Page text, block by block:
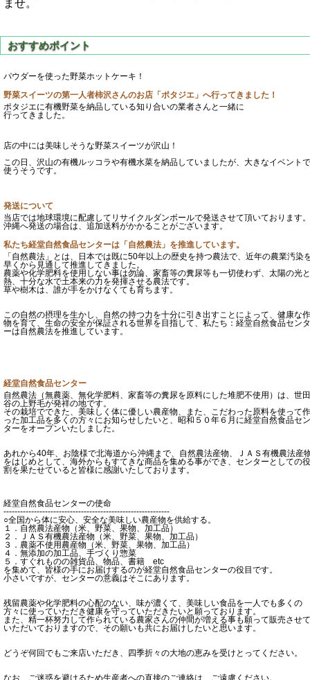
ませ。
パウダーを使った野菜ホットケーキ！
野菜スイーツの第一人者柿沢さんのお店「ポタジエ」へ行ってきました！
ポタジエに有機野菜を納品している知り合いの業者さんと一緒に
行ってきました。
店の中には美味しそうな野菜スイーツが沢山！
この日、沢山の有機ルッコラや有機水菜を納品していましたが、大きなイベントで
使うそうです。
発送について
当店では地球環境に配慮してリサイクルダンボールで発送させて頂いております。
沖縄へ発送の場合は、追加送料がかかることがございます。
私たち経堂自然食品センターは「自然農法」を推進しています。
「自然農法」とは、日本では既に50年以上の歴史を持つ農法で、近年の農業汚染
早くから見通して推進してきました。
農薬や化学肥料を使用しない事は勿論、家畜等の糞尿等も一切使わず、太陽の光と
熱、十分な水で土本来の力を発揮させる農法です。
草や樹木は、誰が手をかけなくても育ちます。
この自然の摂理を生かし、自然の持つ力を十分に引き出すことによって、健康な作
物を育て、生命の安全が保証される世界を目指して、私たち：経堂自然食品センタ
ーは自然農法を推進しています。
経堂自然食品センター
自然農法（無農薬、無化学肥料、家畜等の糞尿を原料にした堆肥不使用）は、世田
谷の上野毛が発祥の地です。
その栽培でできた、美味しく体に優しい農産物、また、こだわった原料を使って作
った加工品を多くの方々にお知らせしたいと、昭和５０年６月に経堂自然食品セン
ターをオープンいたしました。
あれから40年、お陰様で北海道から沖縄まで、自然農法産物、ＪＡＳ有機農法産
をはじめとして、海外からもすてきな商品を集める事ができ、センターとしての役
割を果たせていると皆様に感謝いたしております。
経堂自然食品センターの使命
------------------------------------------------------------
○全国から体に安心、安全な美味しい農産物を供給する。
１．自然農法産物（米、野菜、果物、加工品）
２．ＪＡＳ有機農法産物（米、野菜、果物、加工品）
３．農薬不使用農産物（米、野菜、果物、加工品）
４．無添加の加工品、手づくり惣菜
５．すぐれものの雑貨品、物品、書籍 etc
を集めて、皆様の手にお届けするのが経堂自然食品センターの役目です。
小さいですが、センターの意義はそこにあります。
残留農薬や化学肥料の心配のない、味が濃くて、美味しい食品を一人でも多くの
方々に使っていただき健康を守っていただきたいと願っております。
また、精一杯努力して作られている農家さんの仲間が増える事も願って販売させて
いただいておりますので、その願いも共にお届けしたいと思います。
どうぞ何回でもご来店いただき、四季折々の大地の恵みを受けとってください。